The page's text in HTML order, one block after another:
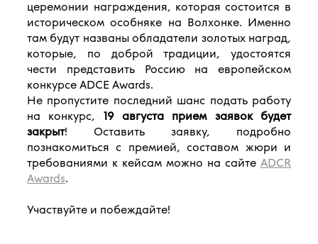
церемонии награждения, которая состоится в
историческом особняке на Волхонке. Именно
там будут названы обладатели золотых наград,
которые, по доброй традиции, удостоятся
чести представить Россию на европейском
конкурсе ADCE Awards.
Не пропустите последний шанс подать работу
на конкурс, 19 августа прием заявок будет
закрыт! Оставить заявку, подробно
познакомиться с премией, составом жюри и
требованиями к кейсам можно на сайте ADCR
Awards.
Участвуйте и побеждайте!